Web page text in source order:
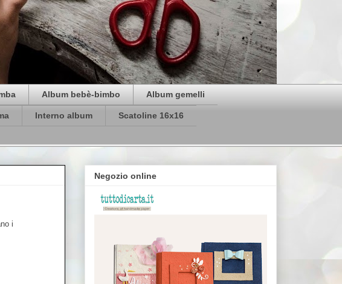
Album bebè-bimbo Album gemelli
Interno album Scatoline 16x16
i
Negozio online